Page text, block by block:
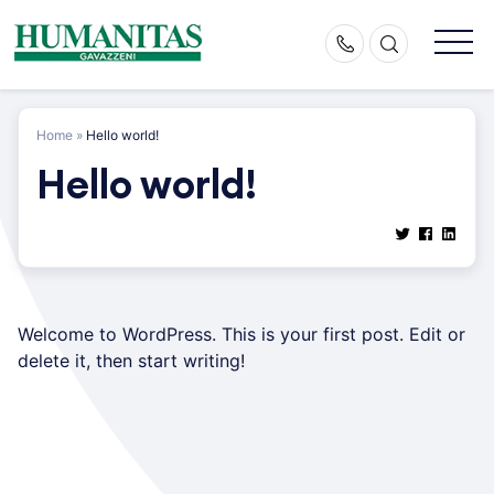
content
Home » Hello world!
Hello world!
Welcome to WordPress. This is your first post. Edit or
delete it, then start writing!